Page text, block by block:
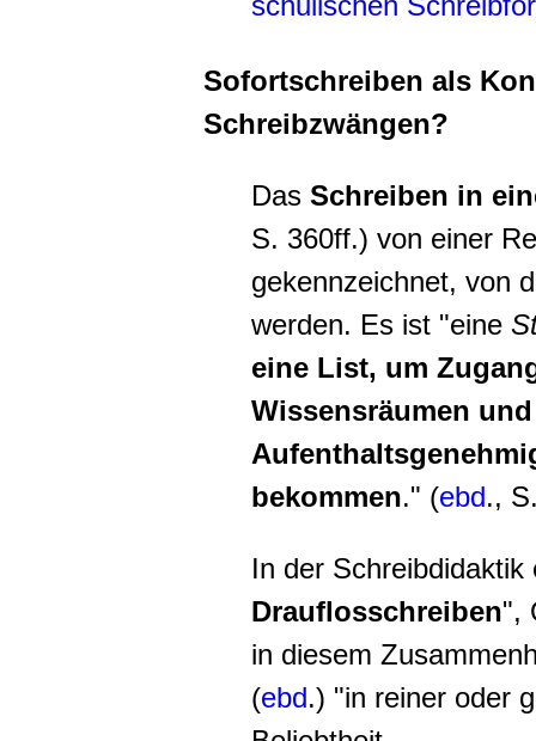
Sofortschreiben als
Schreibzwängen?
Das Schreiben in
S. 360ff.) von einer
gekennzeichnet, von
werden. Es ist "eine
eine List, um
Wissensräumen
bekommen." (ebd.,
In der
Drauflosschreiben",
in diesem
(ebd.) "in reiner oder